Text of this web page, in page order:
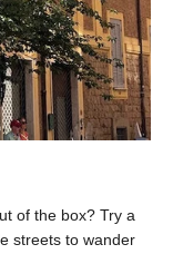
of the box? Try a
streets to wander